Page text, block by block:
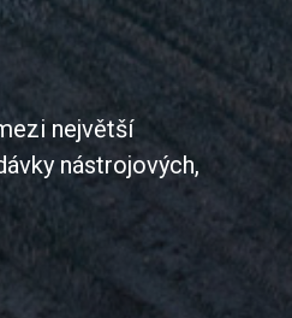
největší
nástrojových,